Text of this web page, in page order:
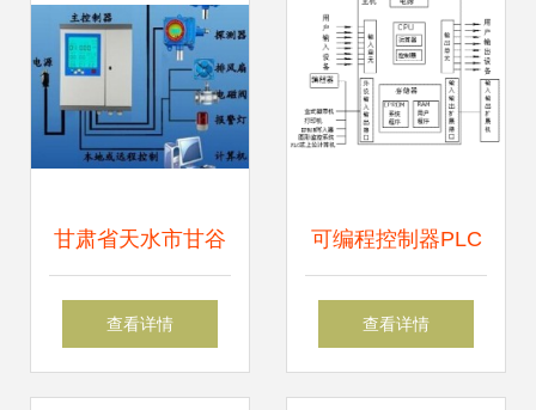
析 的冷思考 系统化视
野下的技术突围
甘肃省天水市甘谷
县、张家川回族自
查看详情
可编程控制器PLC
的硬件系统组成及
查看详情